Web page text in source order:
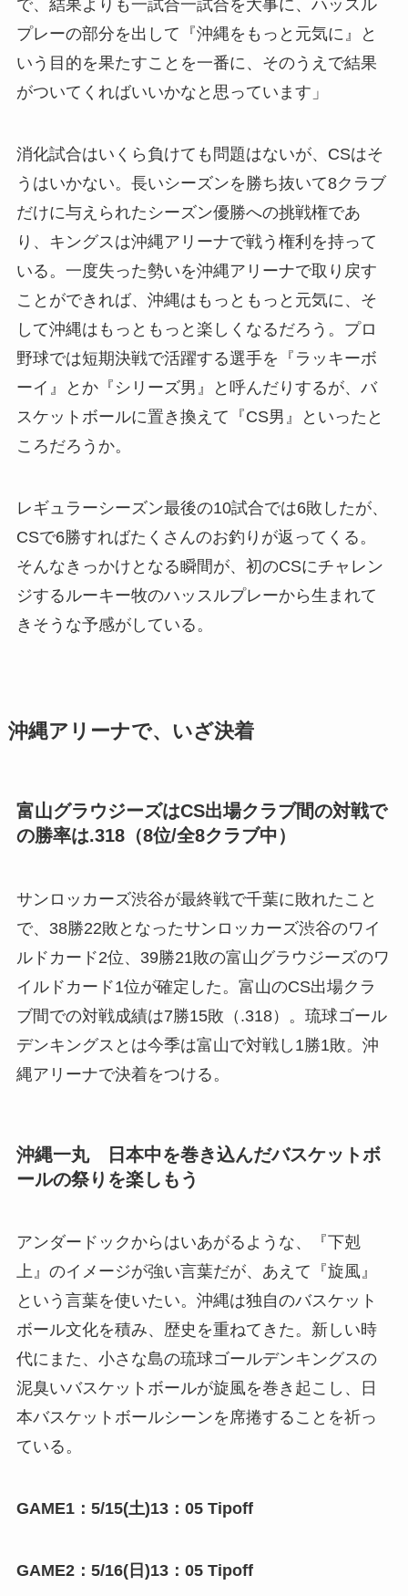
で、結果よりも一試合一試合を大事に、ハッスル
プレーの部分を出して『沖縄をもっと元気に』と
いう目的を果たすことを一番に、そのうえで結果
がついてくればいいかなと思っています」
消化試合はいくら負けても問題はないが、CSはそ
うはいかない。長いシーズンを勝ち抜いて8クラブ
だけに与えられたシーズン優勝への挑戦権であ
り、キングスは沖縄アリーナで戦う権利を持って
いる。一度失った勢いを沖縄アリーナで取り戻す
ことができれば、沖縄はもっともっと元気に、そ
して沖縄はもっともっと楽しくなるだろう。プロ
野球では短期決戦で活躍する選手を『ラッキーボ
ーイ』とか『シリーズ男』と呼んだりするが、バ
スケットボールに置き換えて『CS男』といったと
ころだろうか。
レギュラーシーズン最後の10試合では6敗したが、
CSで6勝すればたくさんのお釣りが返ってくる。
そんなきっかけとなる瞬間が、初のCSにチャレン
ジするルーキー牧のハッスルプレーから生まれて
きそうな予感がしている。
沖縄アリーナで、いざ決着
富山グラウジーズはCS出場クラブ間の対戦で
の勝率は.318（8位/全8クラブ中）
サンロッカーズ渋谷が最終戦で千葉に敗れたこと
で、38勝22敗となったサンロッカーズ渋谷のワイ
ルドカード2位、39勝21敗の富山グラウジーズのワ
イルドカード1位が確定した。富山のCS出場クラ
ブ間での対戦成績は7勝15敗（.318）。琉球ゴール
デンキングスとは今季は富山で対戦し1勝1敗。沖
縄アリーナで決着をつける。
沖縄一丸 日本中を巻き込んだバスケットボ
ールの祭りを楽しもう
アンダードックからはいあがるような、『下剋
上』のイメージが強い言葉だが、あえて『旋風』
という言葉を使いたい。沖縄は独自のバスケット
ボール文化を積み、歴史を重ねてきた。新しい時
代にまた、小さな島の琉球ゴールデンキングスの
泥臭いバスケットボールが旋風を巻き起こし、日
本バスケットボールシーンを席捲することを祈っ
ている。
GAME1：5/15(土)13：05 Tipoff
GAME2：5/16(日)13：05 Tipoff